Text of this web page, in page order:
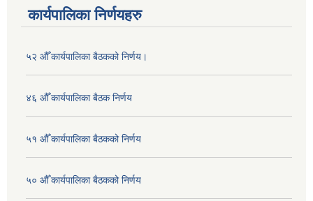
कार्यपालिका निर्णयहरु
५२ औँ कार्यपालिका बैठकको निर्णय।
४६ औँ कार्यपालिका बैठक निर्णय
५१ औँ कार्यपालिका बैठकको निर्णय
५० औँ कार्यपालिका बैठकको निर्णय